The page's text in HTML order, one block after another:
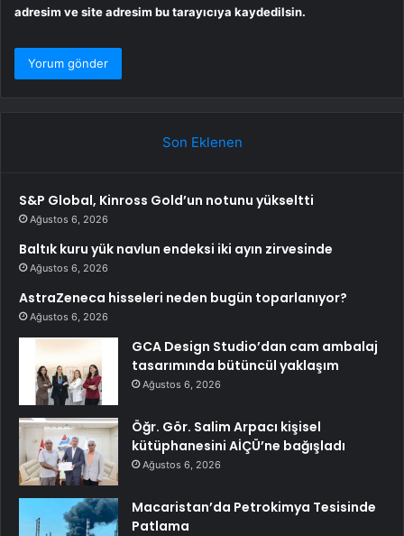
adresim ve site adresim bu tarayıcıya kaydedilsin.
Son Eklenen
S&P Global, Kinross Gold’un notunu yükseltti
Ağustos 6, 2026
Baltık kuru yük navlun endeksi iki ayın zirvesinde
Ağustos 6, 2026
AstraZeneca hisseleri neden bugün toparlanıyor?
Ağustos 6, 2026
GCA Design Studio’dan cam ambalaj
tasarımında bütüncül yaklaşım
Ağustos 6, 2026
Öğr. Gör. Salim Arpacı kişisel
kütüphanesini AİÇÜ’ne bağışladı
Ağustos 6, 2026
Macaristan’da Petrokimya Tesisinde
Patlama